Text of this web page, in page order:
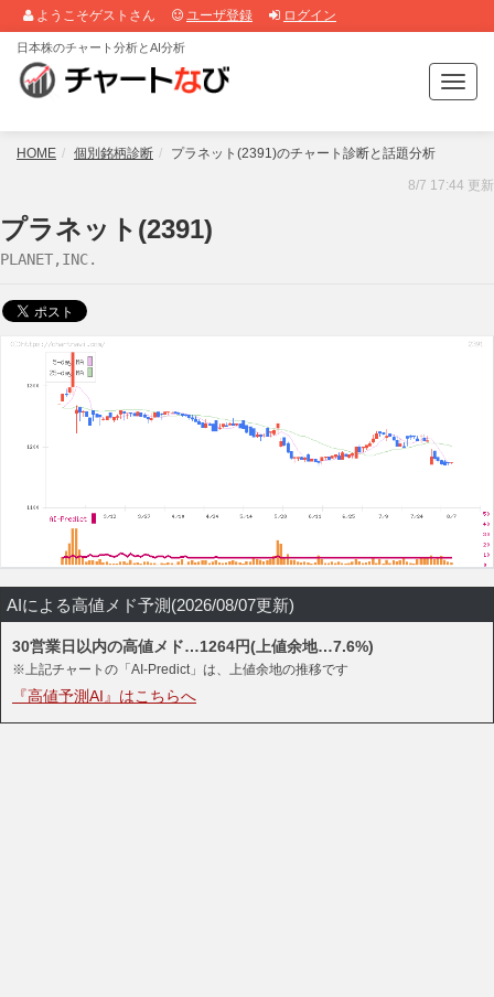
ようこそゲストさん ユーザ登録 ログイン
T
o
g
e
日本株のチャート分析とAI分析
HOME 個別銘柄診断 プラネット(2391)のチャート診断と話題分析
8/7 17:44 更新
プラネット(2391)
PLANET,INC.
AIによる高値メド予測(2026/08/07更新)
30営業日以内の高値メド…1264円(上値余地…7.6%)
※上記チャートの「AI-Predict」は、上値余地の推移です
『高値予測AI』はこちらへ